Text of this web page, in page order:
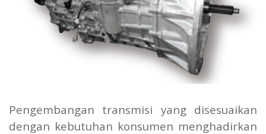
Pengembangan transmisi yang disesuaikan
dengan kebutuhan konsumen menghadirkan